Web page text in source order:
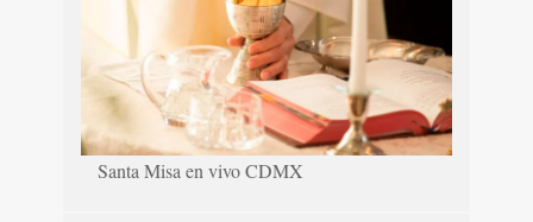
Santa Misa en vivo CDMX